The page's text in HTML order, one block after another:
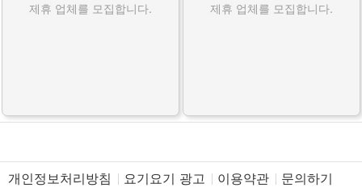
제휴 업체를 모집합니다. 제휴 업체를 모집합니다.
개인정보처리방침 요기요기 광고 이용약관 문의하기